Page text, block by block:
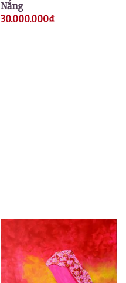
Nắng
30.000.000₫